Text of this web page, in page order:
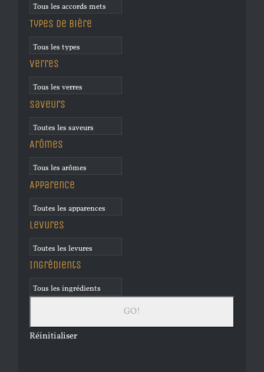
Types de bière
Verres
Saveurs
Arômes
Apparence
Levures
Ingrédients
Réinitialiser